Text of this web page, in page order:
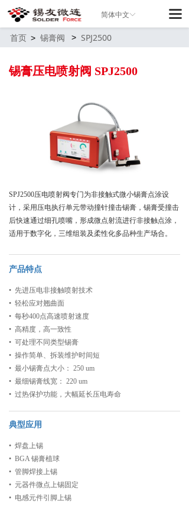
끀
ꀅ
简体中文
典型应用
• 焊盘上锡
• BGA 锡膏植球
• 管脚焊接上锡
• 元器件微点上锡固定
• 电感元件引脚上锡
产品特点
• 先进压电非接触喷射技术
• 轻松应对翘曲面
• 每秒400点高速喷射速度
• 高精度，高一致性
• 可处理不同类型锡膏
• 操作简单、拆装维护时间短
• 最小锡膏点大小： 250 um
• 最细锡膏线宽： 220 um
• 过热保护功能，大幅延长压电寿命
SPJ2500压电喷射阀专门为非接触式微小锡膏点涂设
计，采用压电执行单元带动撞针撞击锡膏，锡膏受撞击
后快速通过细孔喷嘴，形成微点射流进行非接触点涂，
适用于数字化，三维组装及柔性化多品种生产场合。
锡膏压电喷射阀 SPJ2500
首页 锡膏阀 SPJ2500
> >